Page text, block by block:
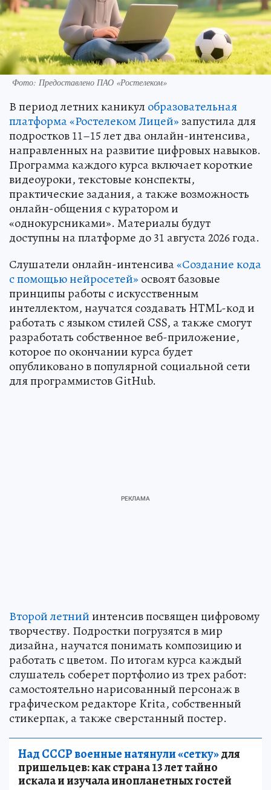
Фото: Предоставлено ПАО «Ростелеком»
В период летних каникул образовательная
платформа «Ростелеком Лицей» запустила для
подростков 11–15 лет два онлайн-интенсива,
направленных на развитие цифровых навыков.
Программа каждого курса включает короткие
видеоуроки, текстовые конспекты,
практические задания, а также возможность
онлайн-общения с куратором и
«однокурсниками». Материалы будут
доступны на платформе до 31 августа 2026 года.
Слушатели онлайн-интенсива«Создание кода
с помощью нейросетей» освоят базовые
принципы работы с искусственным
интеллектом, научатся создавать HTML-код и
работать с языком стилей CSS, а также смогут
разработать собственное веб-приложение,
которое по окончании курса будет
опубликовано в популярной социальной сети
для программистов GitHub.
Второй летнийинтенсив посвящен цифровому
творчеству. Подростки погрузятся в мир
дизайна, научатся понимать композицию и
работать с цветом. По итогам курса каждый
слушатель соберет портфолио из трех работ:
самостоятельно нарисованный персонаж в
графическом редакторе Krita, собственный
стикерпак, а также сверстанный постер.
Над СССР военные натянули «сетку»для
пришельцев: как страна 13 лет тайно
искала и изучала инопланетных гостей